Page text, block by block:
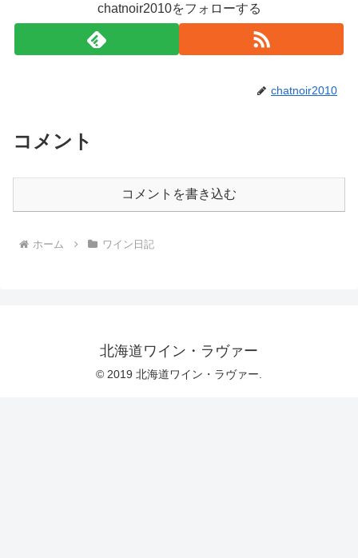
chatnoir2010をフォローする
chatnoir2010
コメント
コメントを書き込む
ホーム ワイン日記
北海道ワイン・ラヴァー
© 2019 北海道ワイン・ラヴァー.